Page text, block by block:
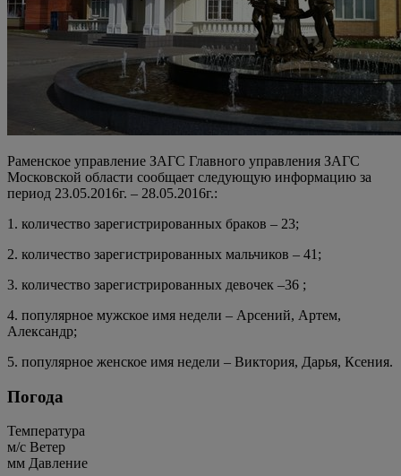
Раменское управление ЗАГС Главного управления ЗАГС
Московской области сообщает следующую информацию за
период 23.05.2016г. – 28.05.2016г.:
1. количество зарегистрированных браков – 23;
2. количество зарегистрированных мальчиков – 41;
3. количество зарегистрированных девочек –36 ;
4. популярное мужское имя недели – Арсений, Артем,
Александр;
5. популярное женское имя недели – Виктория, Дарья, Ксения.
Погода
Температура
м/c Ветер
мм Давление